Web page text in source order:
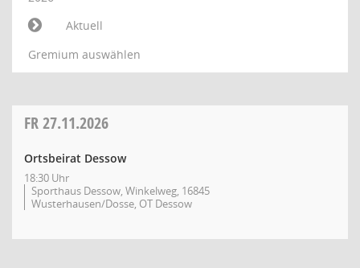
Aktuell
Gremium auswählen
FR27.11.2026
Ortsbeirat Dessow
18:30 Uhr
Sporthaus Dessow, Winkelweg, 16845
Wusterhausen/Dosse, OT Dessow